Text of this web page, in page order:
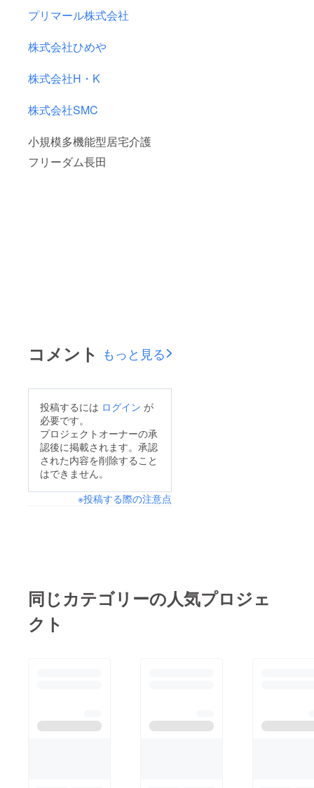
プリマール株式会社
株式会社ひめや
株式会社H・K
株式会社SMC
小規模多機能型居宅介護
フリーダム長田
コメント もっと見る
投稿するには ログイン が
必要です。
プロジェクトオーナーの承
認後に掲載されます。承認
された内容を削除すること
はできません。
※投稿する際の注意点
同じカテゴリーの人気プロジェ
クト